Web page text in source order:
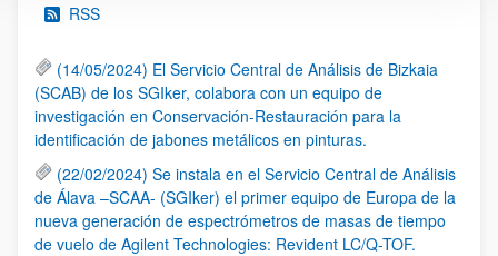
RSS
(14/05/2024) El Servicio Central de Análisis de Bizkaia
(SCAB) de los SGIker, colabora con un equipo de
investigación en Conservación-Restauración para la
identificación de jabones metálicos en pinturas.
(22/02/2024) Se instala en el Servicio Central de Análisis
de Álava –SCAA- (SGIker) el primer equipo de Europa de la
nueva generación de espectrómetros de masas de tiempo
de vuelo de Agilent Technologies: Revident LC/Q-TOF.